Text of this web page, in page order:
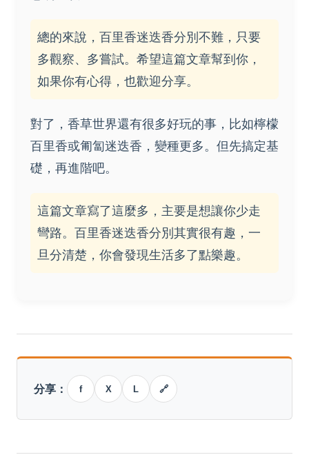
總的來說，百里香迷迭香分別不難，只要
多觀察、多嘗試。希望這篇文章幫到你，
如果你有心得，也歡迎分享。
對了，香草世界還有很多好玩的事，比如檸檬
百里香或匍匐迷迭香，變種更多。但先搞定基
礎，再進階吧。
這篇文章寫了這麼多，主要是想讓你少走
彎路。百里香迷迭香分別其實很有趣，一
旦分清楚，你會發現生活多了點樂趣。
分享： f X L 🔗